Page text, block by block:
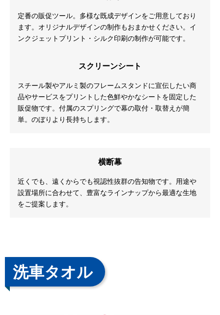
定番の販促ツール。多様な既成デザインをご用意しており
ます。オリジナルデザインの制作もおまかせください。イ
ンクジェットプリント・シルク印刷の制作が可能です。
スクリーンシート
スチール製やアルミ製のフレームスタンドに宣伝したい商
品やサービスをプリントした色鮮やかなシートを固定した
販促物です。付属のスプリングで幕の取付・取替えが簡
単。のぼりより長持ちします。
横断幕
近くでも、遠くからでも視認性抜群の告知物です。用途や
設置場所に合わせて、豊富なラインナップから最適な生地
をご提案します。
洗車タオル